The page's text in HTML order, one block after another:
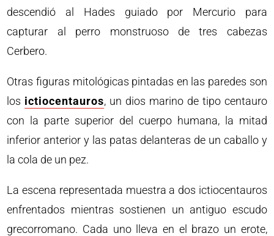
descendió al Hades guiado por Mercurio para
capturar al perro monstruoso de tres cabezas
Cerbero.
Otras figuras mitológicas pintadas en las paredes son
los ictiocentauros, un dios marino de tipo centauro
con la parte superior del cuerpo humana, la mitad
inferior anterior y las patas delanteras de un caballo y
la cola de un pez.
La escena representada muestra a dos ictiocentauros
enfrentados mientras sostienen un antiguo escudo
grecorromano. Cada uno lleva en el brazo un erote,